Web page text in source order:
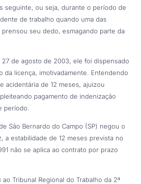
seguinte, ou seja, durante o período de
de trabalho quando uma das
seu dedo, esmagando parte da
27 de agosto de 2003, ele foi dispensado
da licença, imotivadamente. Entendendo
acidentária de 12 meses, ajuizou
pagamento de indenização
período.
São Bernardo do Campo (SP) negou o
a estabilidade de 12 meses prevista no
não se aplica ao contrato por prazo
Tribunal Regional do Trabalho da 2ª